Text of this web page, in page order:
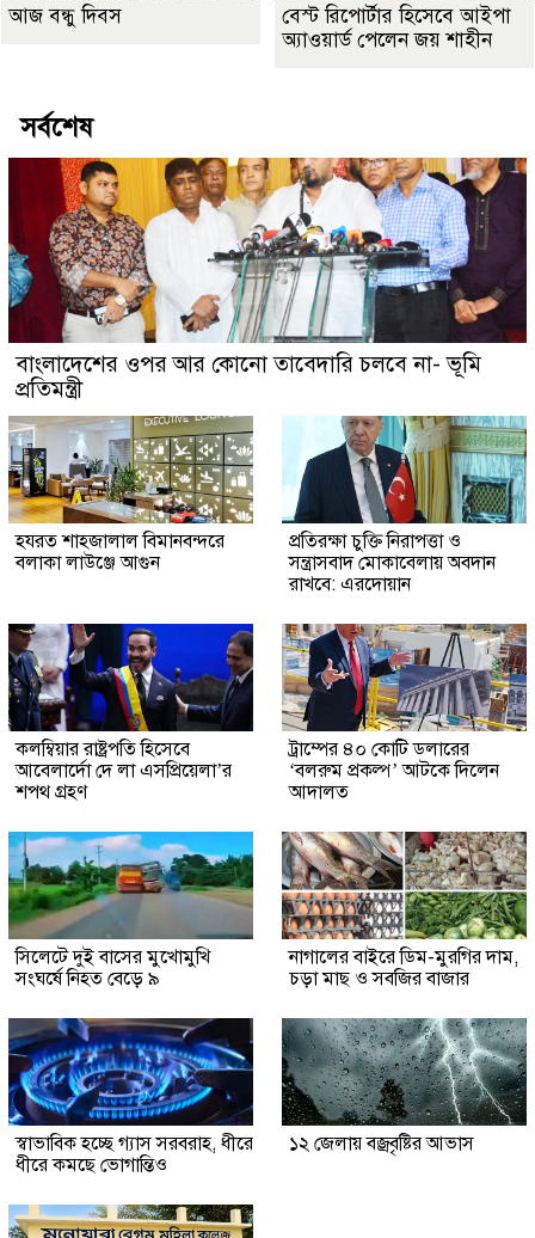
আজ বন্ধু দিবস
বেস্ট রিপোর্টার হিসেবে আইপা
অ্যাওয়ার্ড পেলেন জয় শাহীন
সর্বশেষ
বাংলাদেশের ওপর আর কোনো তাবেদারি চলবে না- ভূমি
প্রতিমন্ত্রী
হযরত শাহজালাল বিমানবন্দরে
বলাকা লাউঞ্জে আগুন
প্রতিরক্ষা চুক্তি নিরাপত্তা ও
সন্ত্রাসবাদ মোকাবেলায় অবদান
রাখবে: এরদোয়ান
কলম্বিয়ার রাষ্ট্রপতি হিসেবে
আবেলার্দো দে লা এসপ্রিয়েলা’র
শপথ গ্রহণ
ট্রাম্পের ৪০ কোটি ডলারের
‘বলরুম প্রকল্প’ আটকে দিলেন
আদালত
সিলেটে দুই বাসের মুখোমুখি
সংঘর্ষে নিহত বেড়ে ৯
নাগালের বাইরে ডিম-মুরগির দাম,
চড়া মাছ ও সবজির বাজার
স্বাভাবিক হচ্ছে গ্যাস সরবরাহ, ধীরে
ধীরে কমছে ভোগান্তিও
১২ জেলায় বজ্রবৃষ্টির আভাস